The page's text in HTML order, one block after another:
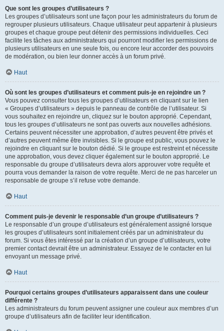
Que sont les groupes d’utilisateurs ?
Les groupes d’utilisateurs sont une façon pour les administrateurs du forum de
regrouper plusieurs utilisateurs. Chaque utilisateur peut appartenir à plusieurs
groupes et chaque groupe peut détenir des permissions individuelles. Ceci
facilite les tâches aux administrateurs qui pourront modifier les permissions de
plusieurs utilisateurs en une seule fois, ou encore leur accorder des pouvoirs
de modération, ou bien leur donner accès à un forum privé.
Haut
Où sont les groupes d’utilisateurs et comment puis-je en rejoindre un ?
Vous pouvez consulter tous les groupes d’utilisateurs en cliquant sur le lien
« Groupes d’utilisateurs » depuis le panneau de contrôle de l’utilisateur. Si
vous souhaitez en rejoindre un, cliquez sur le bouton approprié. Cependant,
tous les groupes d’utilisateurs ne sont pas ouverts aux nouvelles adhésions.
Certains peuvent nécessiter une approbation, d’autres peuvent être privés et
d’autres peuvent même être invisibles. Si le groupe est public, vous pouvez le
rejoindre en cliquant sur le bouton dédié. Si le groupe est restreint et nécessite
une approbation, vous devez cliquer également sur le bouton approprié. Le
responsable du groupe d’utilisateurs devra alors approuver votre requête et
pourra vous demander la raison de votre requête. Merci de ne pas harceler un
responsable de groupe s’il refuse votre demande.
Haut
Comment puis-je devenir le responsable d’un groupe d’utilisateurs ?
Le responsable d’un groupe d’utilisateurs est généralement assigné lorsque
les groupes d’utilisateurs sont initialement créés par un administrateur du
forum. Si vous êtes intéressé par la création d’un groupe d’utilisateurs, votre
premier contact devrait être un administrateur. Essayez de le contacter en lui
envoyant un message privé.
Haut
Pourquoi certains groupes d’utilisateurs apparaissent dans une couleur
différente ?
Les administrateurs du forum peuvent assigner une couleur aux membres d’un
groupe d’utilisateurs afin de faciliter leur identification.